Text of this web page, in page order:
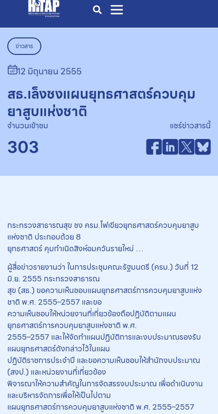
ข่าวสาร
12 มิถุนายน 2555
สธ.เล็งชงแผนยุทธศาสตร์ควบคุม
ยาสูบแห่งชาติ
จำนวนเข้าชม
303
แชร์ข่าวสารนี้
กระทรวงสาธารณสุข ชง ครม.ไฟเขียวยุทธศาสตร์ควบคุมยาสูบ
แห่งชาติ ประกอบด้วย 8
ยุทธศาสตร์ คุมกำเนิดสิงห์อมควันรายใหม่ …
ผู้สื่อข่าวรายงานว่า ในการประชุมคณะรัฐมนตรี (ครม.) วันที่ 12
มิ.ย. 2555 กระทรวงสาธารณ
สุข (สธ.) ขอความเห็นชอบแผนยุทธศาสตร์การควบคุมยาสูบแห่ง
ชาติ พ.ศ. 2555–2557 และขอ
ความเห็นชอบให้หน่วยงานที่เกี่ยวข้องถือปฏิบัติตามแผน
ยุทธศาสตร์การควบคุมยาสูบแห่งชาติ พ.ศ.
2555–2557 และให้จัดทำแผนปฏิบัติการและงบประมาณรองรับ
แผนยุทธศาสตร์ดังกล่าวไว้ในแผน
ปฏิบัติราชการประจำปี และขอความเห็นชอบให้สำนักงบประมาณ
(สงป.) และหน่วยงานที่เกี่ยวข้อง
พิจารณาให้ความสำคัญในการจัดสรรงบประมาณ เพื่อดำเนินงาน
และบริหารจัดการเพื่อให้เป็นไปตาม
แผนยุทธศาสตร์การควบคุมยาสูบแห่งชาติ พ.ศ. 2555–2557